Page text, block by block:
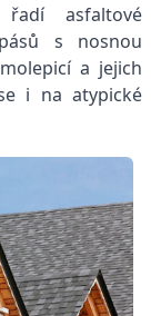
asfaltové
s nosnou
a jejich
i na atypické